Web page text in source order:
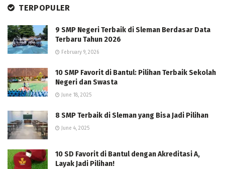
TERPOPULER
9 SMP Negeri Terbaik di Sleman Berdasar Data
Terbaru Tahun 2026
February 9, 2026
10 SMP Favorit di Bantul: Pilihan Terbaik Sekolah
Negeri dan Swasta
June 18, 2025
8 SMP Terbaik di Sleman yang Bisa Jadi Pilihan
June 4, 2025
10 SD Favorit di Bantul dengan Akreditasi A,
Layak Jadi Pilihan!